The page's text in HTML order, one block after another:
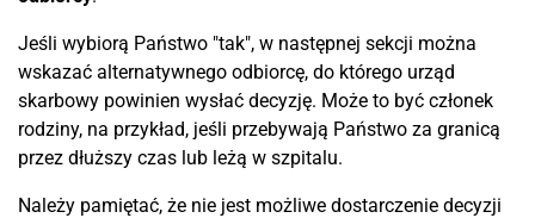
Jeśli wybiorą Państwo "tak", w następnej sekcji można
wskazać alternatywnego odbiorcę, do którego urząd
skarbowy powinien wysłać decyzję. Może to być członek
rodziny, na przykład, jeśli przebywają Państwo za granicą
przez dłuższy czas lub leżą w szpitalu.
Należy pamiętać, że nie jest możliwe dostarczenie decyzji